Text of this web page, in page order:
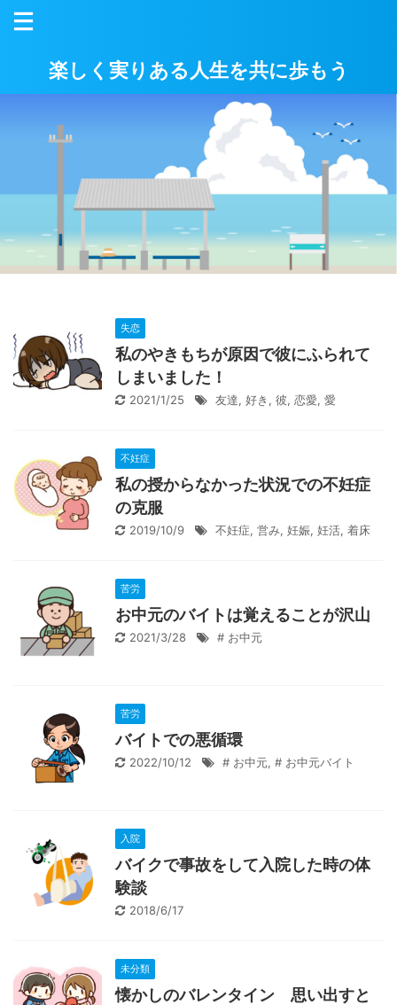
楽しく実りある人生を共に歩もう
失恋
私のやきもちが原因で彼にふられて
しまいました！
2021/1/25 友達, 好き , 彼, 恋愛, 愛
不妊症
私の授からなかった状況での不妊症
の克服
2019/10/9 不妊症, 営み, 妊娠, 妊活, 着床
苦労
お中元のバイトは覚えることが沢山
2021/3/28 # お中元
苦労
バイトでの悪循環
2022/10/12 # お中元, # お中元バイト
入院
バイクで事故をして入院した時の体
験談
2018/6/17
未分類
懐かしのバレンタイン 思い出すと